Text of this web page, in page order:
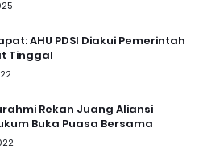
AHU PDSI Diakui Pemerintah
Tinggal
Rekan Juang Aliansi
Buka Puasa Bersama